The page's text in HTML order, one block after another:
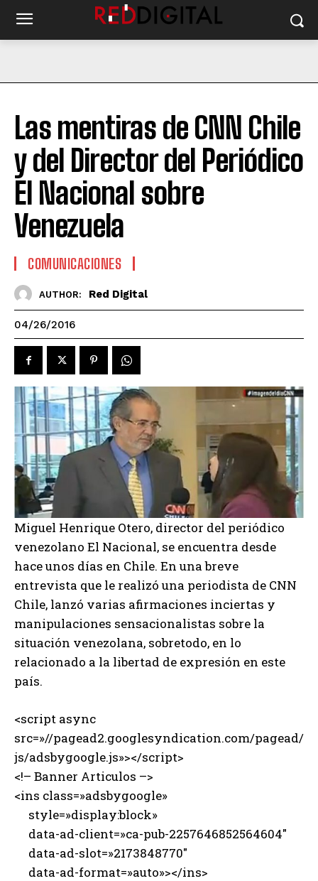
Las mentiras de CNN Chile
y del Director del Periódico
El Nacional sobre
Venezuela
COMUNICACIONES
AUTHOR: Red Digital
04/26/2016
Miguel Henrique Otero, director del periódico
venezolano El Nacional, se encuentra desde
hace unos días en Chile. En una breve
entrevista que le realizó una periodista de CNN
Chile, lanzó varias afirmaciones inciertas y
manipulaciones sensacionalistas sobre la
situación venezolana, sobretodo, en lo
relacionado a la libertad de expresión en este
país.
<script async
src=»//pagead2.googlesyndication.com/pagead/
js/adsbygoogle.js»></script>
<!– Banner Articulos –>
<ins class=»adsbygoogle»
style=»display:block»
data-ad-client=»ca-pub-2257646852564604″
data-ad-slot=»2173848770″
data-ad-format=»auto»></ins>